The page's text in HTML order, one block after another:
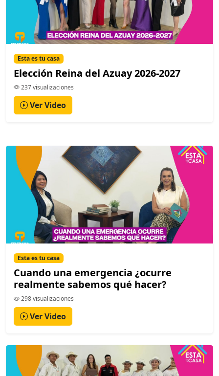
Esta es tu casa
Elección Reina del Azuay 2026-2027
237 visualizaciones
Ver Video
Esta es tu casa
Cuando una emergencia ¿ocurre
realmente sabemos qué hacer?
298 visualizaciones
Ver Video